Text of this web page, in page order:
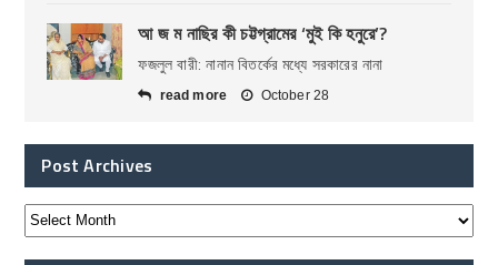
আ জ ম নাছির কী চট্টগ্রামের ‘মুই কি হনুরে’?
ফজলুল বারী: নানান বিতর্কের মধ্যে সরকারের নানা
read more October 28
Post Archives